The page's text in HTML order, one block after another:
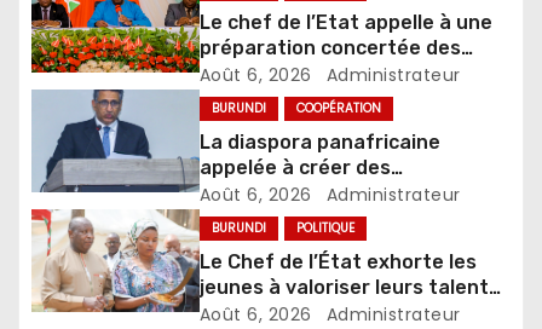
Le chef de l’Etat appelle à une
préparation concertée des
élections de 2027
Août 6, 2026 Administrateur
BURUNDI COOPÉRATION
La diaspora panafricaine
appelée à créer des
mécanismes favorisant
l’investissement dans les pays
d’origine
Août 6, 2026 Administrateur
BURUNDI POLITIQUE
Le Chef de l’État exhorte les
jeunes à valoriser leurs talents
pour accélérer le
Août 6, 2026 Administrateur